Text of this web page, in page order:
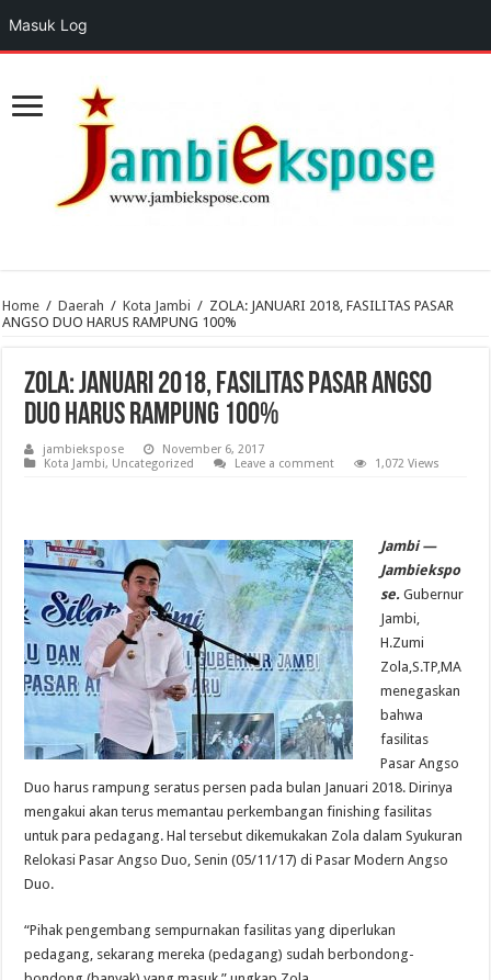
Home / Daerah / Kota Jambi / ZOLA: JANUARI 2018, FASILITAS PASAR
ANGSO DUO HARUS RAMPUNG 100%
ZOLA: JANUARI 2018, FASILITAS PASAR ANGSO
DUO HARUS RAMPUNG 100%
jambiekspose
November 6, 2017
Kota Jambi, Uncategorized Leave a comment 1,072 Views
Jambi —
Jambiekspo
se. Gubernur
Jambi,
H.Zumi
Zola,S.TP,MA
menegaskan
bahwa
fasilitas
Pasar Angso
Duo harus rampung seratus persen pada bulan Januari 2018. Dirinya
mengakui akan terus memantau perkembangan finishing fasilitas
untuk para pedagang. Hal tersebut dikemukakan Zola dalam Syukuran
Relokasi Pasar Angso Duo, Senin (05/11/17) di Pasar Modern Angso
Duo.
“Pihak pengembang sempurnakan fasilitas yang diperlukan
pedagang, sekarang mereka (pedagang) sudah berbondong-
Masuk Log